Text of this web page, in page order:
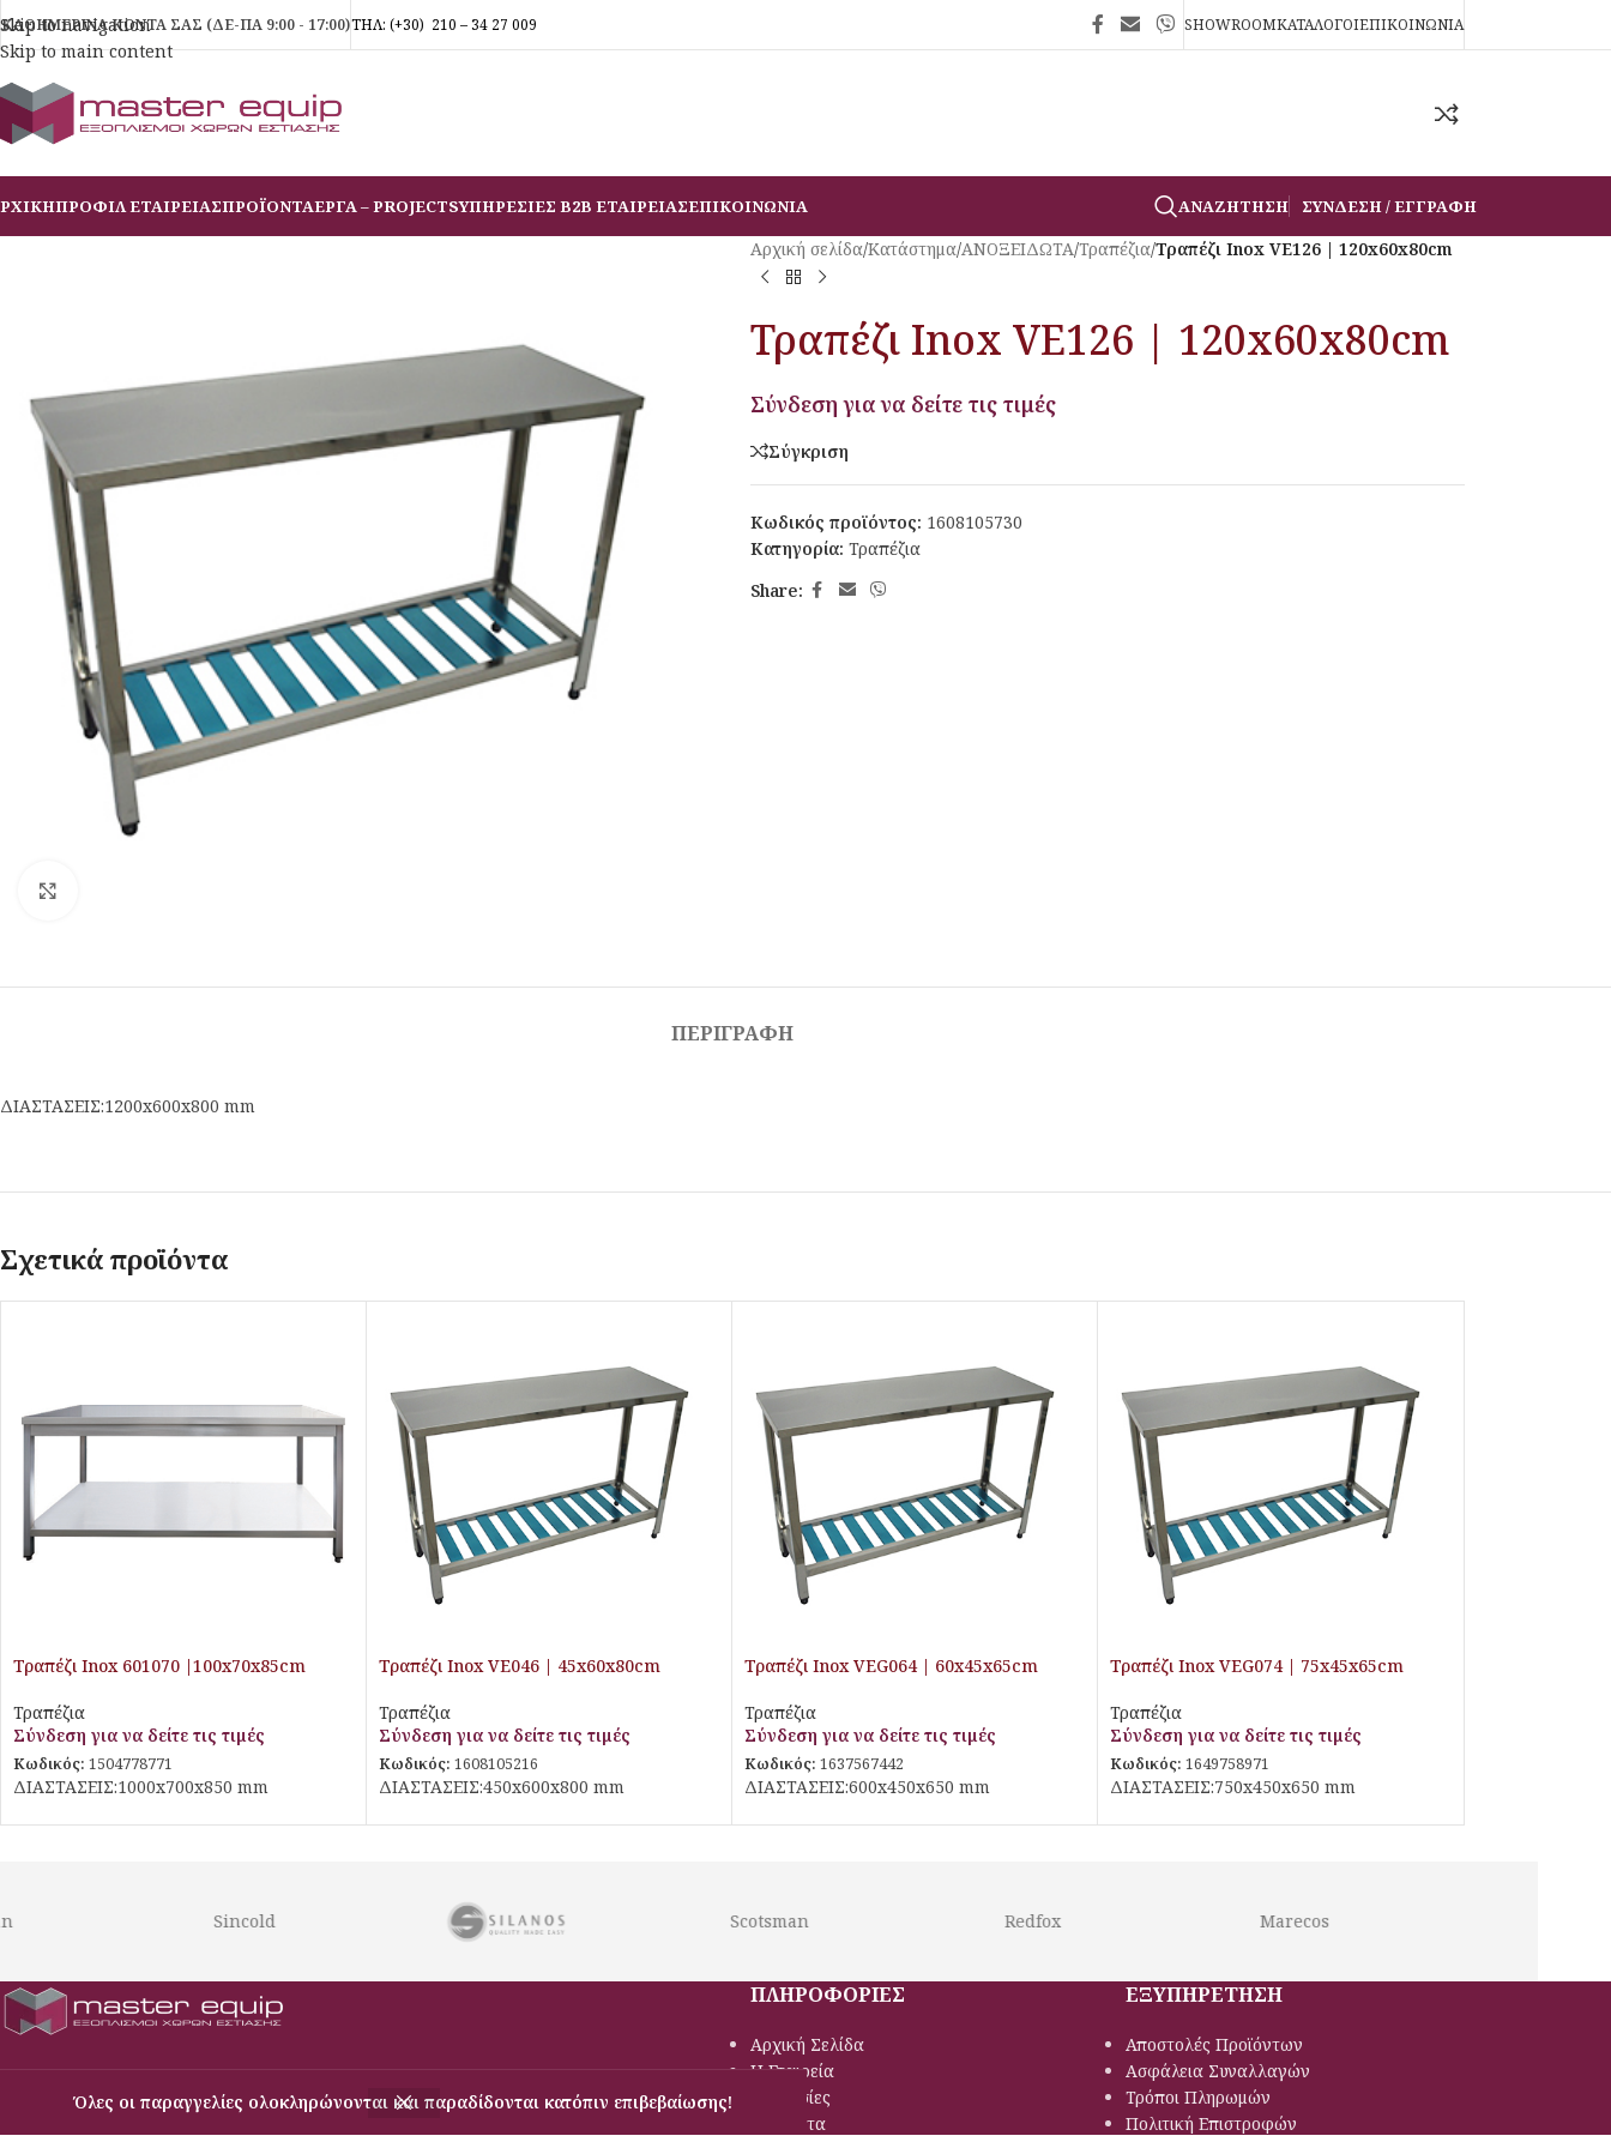
Όλες οι παραγγελίες ολοκληρώνονται και παραδίδονται κατόπιν επιβεβαίωσης!
Skip to navigation
Skip to main content
ΚΑΘΗΜΕΡΙΝΑ ΚΟΝΤΑ ΣΑΣ (ΔΕ-ΠΑ 9:00 - 17:00)ΤΗΛ: (+30) 210 – 34 27 009 SHOWROOMΚΑΤΑΛΟΓΟΙΕΠΙΚΟΙΝΩΝΙΑ
ΠΡΟΦΙΛ ΕΤΑΙΡΕΙΑΣΠΡΟΪΟΝΤΑΕΡΓΑ – PROJECTSΥΠΗΡΕΣΙΕΣ B2B ΕΤΑΙΡΕΙΑΣΕΠΙΚΟΙΝΩΝΙΑ ΑΝΑΖΉΤΗΣΗ ΣΎΝΔΕΣΗ / ΕΓΓΡΑΦΉ
Αρχική σελίδα/Κατάστημα/ΑΝΟΞΕΙΔΩΤΑ/Τραπέζια/Τραπέζι Inox VE126 | 120x60x80cm
Τραπέζι Inox VE126 | 120x60x80cm
Σύνδεση για να δείτε τις τιμές
Σύγκριση
Κωδικός προϊόντος: 1608105730
Κατηγορία: Τραπέζια
Share:
ΠΕΡΙΓΡΑΦΉ
ΔΙΑΣΤΑΣΕΙΣ:1200x600x800 mm
Σχετικά προϊόντα
Τραπέζι Inox 601070 |100x70x85cm
Τραπέζια
Σύνδεση για να δείτε τις τιμές
Κωδικός: 1504778771
ΔΙΑΣΤΑΣΕΙΣ:1000x700x850 mm
Τραπέζι Inox VE046 | 45x60x80cm
Τραπέζια
Σύνδεση για να δείτε τις τιμές
Κωδικός: 1608105216
ΔΙΑΣΤΑΣΕΙΣ:450x600x800 mm
Τραπέζι Inox VEG064 | 60x45x65cm
Τραπέζια
Σύνδεση για να δείτε τις τιμές
Κωδικός: 1637567442
ΔΙΑΣΤΑΣΕΙΣ:600x450x650 mm
Τραπέζι Inox VEG074 | 75x45x65cm
Τραπέζια
Σύνδεση για να δείτε τις τιμές
Κωδικός: 1649758971
ΔΙΑΣΤΑΣΕΙΣ:750x450x650 mm
Scotsman
ΠΛΗΡΟΦΟΡΙΕΣ
Αρχική Σελίδα
Η Εταιρεία
Υπηρεσίες
Προϊόντα
ΕΞΥΠΗΡΕΤΗΣΗ
Αποστολές Προϊόντων
Ασφάλεια Συναλλαγών
Τρόποι Πληρωμών
Πολιτική Eπιστροφών